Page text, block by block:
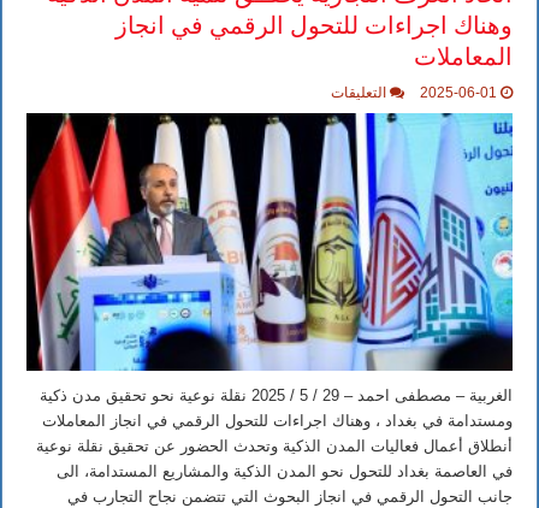
وهناك اجراءات للتحول الرقمي في انجاز
المعاملات
2025-06-01 التعليقات
الغرف
التجارية
يحقــق
تنمية
المدن
الذكية
–
وهناك
اجراءات
للتحول
الرقمي
في
انجاز
المعاملات
الغربية – مصطفى احمد – 29 / 5 / 2025 نقلة نوعية نحو تحقيق مدن ذكية
ومستدامة في بغداد ، وهناك اجراءات للتحول الرقمي في انجاز المعاملات
أنطلاق أعمال فعاليات المدن الذكية وتحدث الحضور عن تحقيق نقلة نوعية
في العاصمة بغداد للتحول نحو المدن الذكية والمشاريع المستدامة، الى
جانب التحول الرقمي في انجاز البحوث التي تتضمن نجاح التجارب في